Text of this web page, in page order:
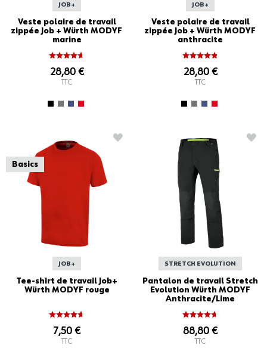
JOB+
Veste polaire de travail
zippée Job + Würth MODYF
marine
28,80 €
TTC
JOB+
Veste polaire de travail
zippée Job + Würth MODYF
anthracite
28,80 €
TTC
Basics
JOB+
Tee-shirt de travail Job+
Würth MODYF rouge
7,50 €
TTC
AJOUTER À LA LISTE D'ACHATS
STRETCH EVOLUTION
Pantalon de travail Stretch
Evolution Würth MODYF
Anthracite/Lime
88,80 €
TTC